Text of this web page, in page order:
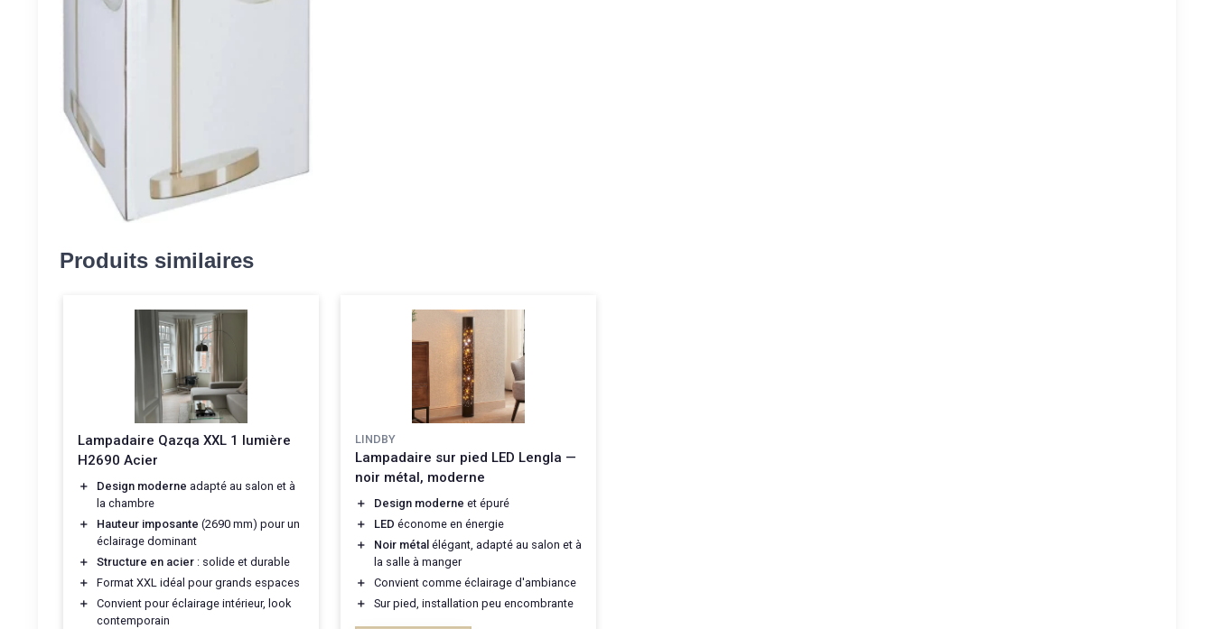
Produits similaires
Lampadaire Qazqa XXL 1 lumière
H2690 Acier
＋ Design moderne adapté au salon et à
la chambre
＋
Hauteur imposante (2690 mm) pour un
éclairage dominant
＋
Structure en acier : solide et durable
＋
Format XXL idéal pour grands espaces
＋
Convient pour éclairage intérieur, look
contemporain
LINDBY
Lampadaire sur pied LED Lengla —
noir métal, moderne
＋ Design moderne et épuré
＋
LED économe en énergie
＋
Noir métal élégant, adapté au salon et à
la salle à manger
＋
Convient comme éclairage d'ambiance
＋
Sur pied, installation peu encombrante